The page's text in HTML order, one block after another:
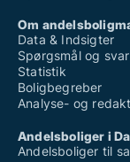
Om
Data & Indsigter
Spørgsmål og svar
Statistik
Boligbegreber
Analyse- og
Andelsboliger i
Andelsboliger til